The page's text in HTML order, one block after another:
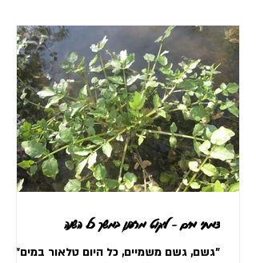
צמחי מים - ליקוט מרענן במשך כל השנה
"גשם, גשם משמיים, כל היום טלאור במים"